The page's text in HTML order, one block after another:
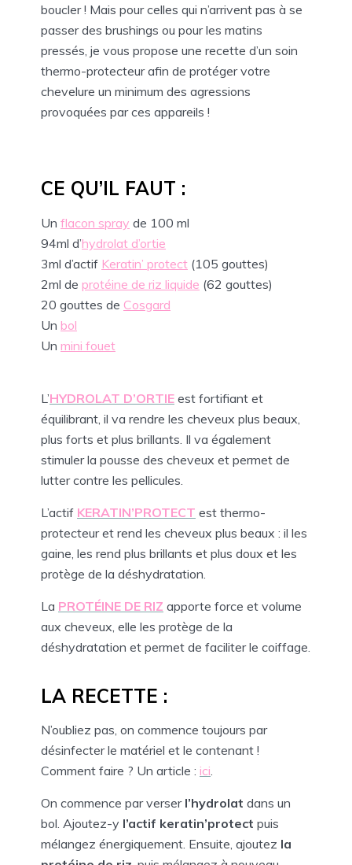
boucler ! Mais pour celles qui n’arrivent pas à se
passer des brushings ou pour les matins
pressés, je vous propose une recette d’un soin
thermo-protecteur afin de protéger votre
chevelure un minimum des agressions
provoquées par ces appareils !
CE QU’IL FAUT :
Un flacon spray de 100 ml
94ml d’hydrolat d’ortie
3ml d’actif Keratin’ protect (105 gouttes)
2ml de protéine de riz liquide (62 gouttes)
20 gouttes de Cosgard
Un bol
Un mini fouet
L’HYDROLAT D’ORTIE est fortifiant et
équilibrant, il va rendre les cheveux plus beaux,
plus forts et plus brillants. Il va également
stimuler la pousse des cheveux et permet de
lutter contre les pellicules.
L’actif KERATIN’PROTECT est thermo-
protecteur et rend les cheveux plus beaux : il les
gaine, les rend plus brillants et plus doux et les
protège de la déshydratation.
La PROTÉINE DE RIZ apporte force et volume
aux cheveux, elle les protège de la
déshydratation et permet de faciliter le coiffage.
LA RECETTE :
N’oubliez pas, on commence toujours par
désinfecter le matériel et le contenant !
Comment faire ? Un article : ici.
On commence par verser l’hydrolat dans un
bol. Ajoutez-y l’actif keratin’protect puis
mélangez énergiquement. Ensuite, ajoutez la